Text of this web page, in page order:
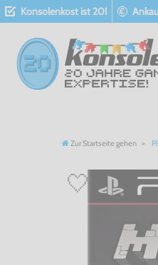
Konsolenkost ist 20!
Zur Startseite gehen